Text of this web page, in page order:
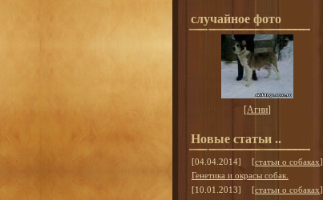
случайное фото
[Агни]
Новые статьи ..
[04.04.2014] [статьи о собаках]
Генетика и окрасы собак.
[10.01.2013]
[статьи о собаках]